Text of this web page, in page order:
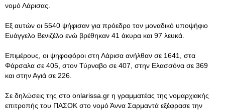
νομό Λάρισας.
Εξ αυτών οι 5540 ψήφισαν για πρόεδρο τον μοναδικό υποψήφιο
Ευάγγελο Βενιζέλο ενώ βρέθηκαν 41 άκυρα και 97 λευκά.
Επιμέρους, οι ψηφοφόροι στη Λάρισα ανήλθαν σε 1641, στα
Φάρσαλα σε 405, στον Τύρναβο σε 407, στην Ελασσόνα σε 369
και στην Αγιά σε 226.
Σε δηλώσεις της στο onlarissa.gr η γραμματέας της νομαρχιακής
επιτροπής του ΠΑΣΟΚ στο νομό Άννα Σαρμαντά εξέφρασε την